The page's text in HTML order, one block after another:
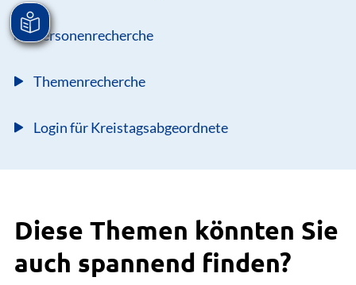
Personenrecherche
Themenrecherche
Login für Kreistagsabgeordnete
Diese Themen könnten Sie
auch spannend finden?